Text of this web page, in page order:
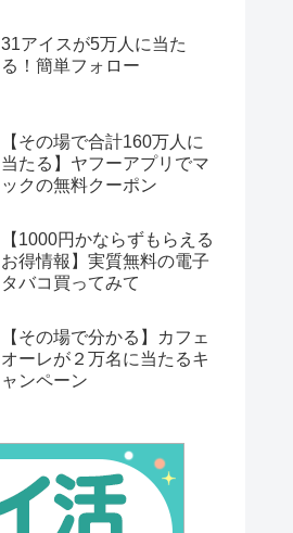
31アイスが5万人に当た
る！簡単フォロー
【その場で合計160万人に
当たる】ヤフーアプリでマ
ックの無料クーポン
【1000円かならずもらえる
お得情報】実質無料の電子
タバコ買ってみて
【その場で分かる】カフェ
オーレが２万名に当たるキ
ャンペーン